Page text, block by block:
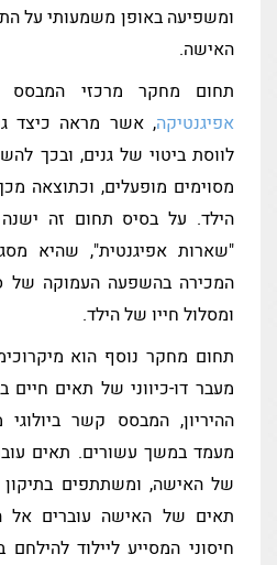
ומשפיעה באופן משמעותי על
האישה.
תחום מחקר מרכזי המבסס
אפיגנטיקה, אשר מראה כיצד
לווסת ביטוי של גנים, ובכך
מסוימים מופעלים, וכתוצאה
הילד. על בסיס תחום זה
"שארות אפיגנטית", שהיא
המכירה בהשפעה העמוקה של
ומסלול חייו של הילד.
תחום מחקר נוסף הוא
מעבר דו-כיווני של תאים חיים
ההיריון, המבסס קשר
מעמד במשך עשורים. תאים
של האישה, ומשתתפים בתיקון
תאים של האישה עוברים אל
חיסוני המסייע ליילוד להילחם